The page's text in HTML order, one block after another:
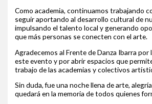
Como academia, continuamos trabajando
seguir aportando al desarrollo cultural de
impulsando el talento local y generando
que más personas se conecten con el arte.
Agradecemos al Frente de Danza Ibarra por
este evento y por abrir espacios que
trabajo de las academias y colectivos
Sin duda, fue una noche llena de arte,
quedará en la memoria de todos quienes